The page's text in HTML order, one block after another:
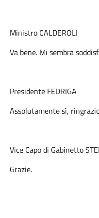
Ministro CALDEROLI
Va bene. Mi sembra
Presidente FEDRIGA
Assolutamente sì,
Vice Capo di Gabinetto
Grazie.